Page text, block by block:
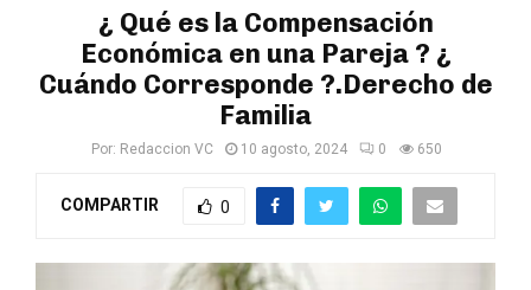
¿ Qué es la Compensación
Económica en una Pareja ? ¿
Cuándo Corresponde ?.Derecho de
Familia
Por: Redaccion VC 10 agosto, 2024 0 650
COMPARTIR 0